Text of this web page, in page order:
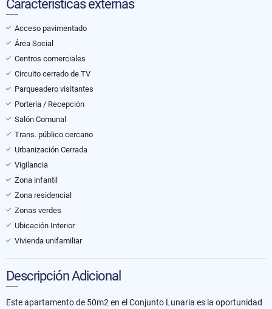
Características externas
Acceso pavimentado
Área Social
Centros comerciales
Circuito cerrado de TV
Parqueadero visitantes
Portería / Recepción
Salón Comunal
Trans. público cercano
Urbanización Cerrada
Vigilancia
Zona infantil
Zona residencial
Zonas verdes
Ubicación Interior
Vivienda unifamiliar
Descripción Adicional
Este apartamento de 50m2 en el Conjunto Lunaria es la oportunidad